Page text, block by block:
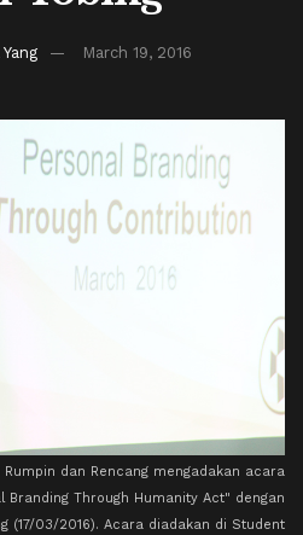
March 19, 2016
Rumpin dan Rencang mengadakan acara
Branding Through Humanity Act" dengan
(17/03/2016). Acara diadakan di Student